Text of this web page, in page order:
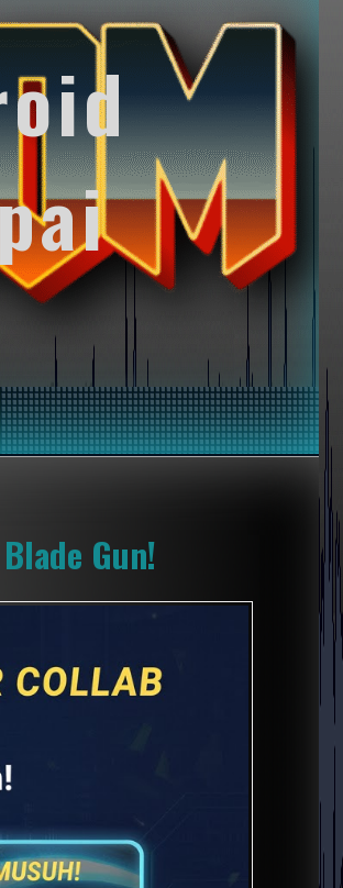
Gun!